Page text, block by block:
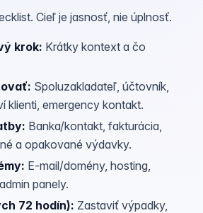
Cieľ je jasnosť, nie úplnosť.
krok: Krátky kontext a čo
: Spoluzakladateľ, účtovník,
klienti, emergency kontakt.
: Banka/kontakt, fakturácia,
a opakované výdavky.
: E‑mail/domény, hosting,
panely.
72 hodín): Zastaviť výpadky,